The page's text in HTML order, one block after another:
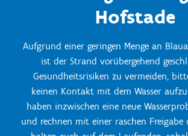
Hofstade
Aufgrund einer geringen Menge an
ist der Strand vorübergehend
Gesundheitsrisiken zu vermeiden,
keinen Kontakt mit dem Wasser
haben inzwischen eine neue
und rechnen mit einer raschen Freigabe